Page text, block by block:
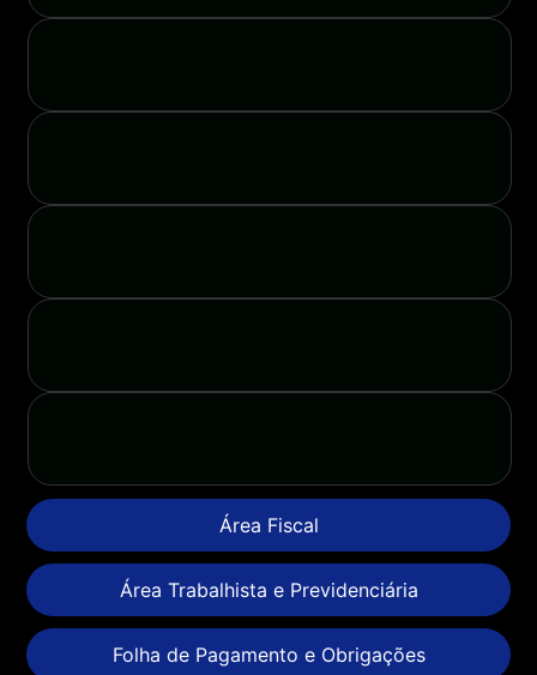
Área Fiscal
Área Trabalhista e Previdenciária
Folha de Pagamento e Obrigações